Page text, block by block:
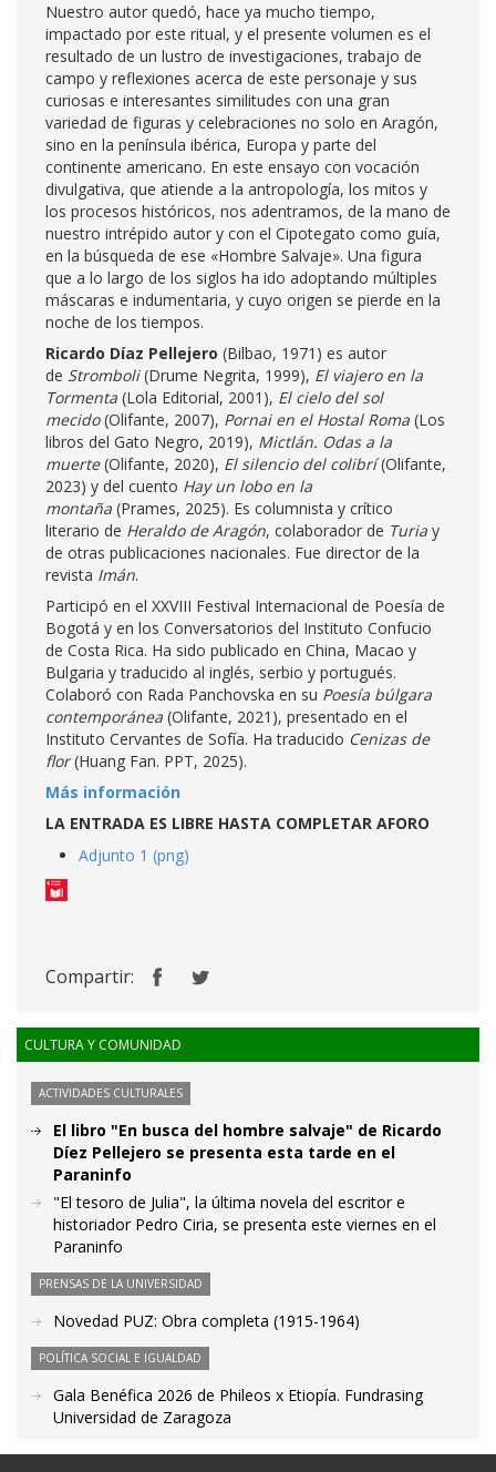
Nuestro autor quedó, hace ya mucho tiempo,
impactado por este ritual, y el presente volumen es el
resultado de un lustro de investigaciones, trabajo de
campo y reflexiones acerca de este personaje y sus
curiosas e interesantes similitudes con una gran
variedad de figuras y celebraciones no solo en Aragón,
sino en la península ibérica, Europa y parte del
continente americano. En este ensayo con vocación
divulgativa, que atiende a la antropología, los mitos y
los procesos históricos, nos adentramos, de la mano de
nuestro intrépido autor y con el Cipotegato como guía,
en la búsqueda de ese «Hombre Salvaje». Una figura
que a lo largo de los siglos ha ido adoptando múltiples
máscaras e indumentaria, y cuyo origen se pierde en la
noche de los tiempos.
Ricardo Díaz Pellejero (Bilbao, 1971) es autor
de Stromboli(Drume Negrita, 1999), El viajero en la
Tormenta (Lola Editorial, 2001), El cielo del sol
mecido(Olifante, 2007), Pornai en el Hostal Roma (Los
libros del Gato Negro, 2019), Mictlán. Odas a la
muerte(Olifante, 2020), El silencio del colibrí(Olifante,
2023) y del cuento Hay un lobo en la
montaña (Prames, 2025). Es columnista y crítico
literario de Heraldo de Aragón, colaborador de Turia y
de otras publicaciones nacionales. Fue director de la
revista Imán.
Participó en el XXVIII Festival Internacional de Poesía de
Bogotá y en los Conversatorios del Instituto Confucio
de Costa Rica. Ha sido publicado en China, Macao y
Bulgaria y traducido al inglés, serbio y portugués.
Colaboró con Rada Panchovska en su Poesía búlgara
contemporánea (Olifante, 2021), presentado en el
Instituto Cervantes de Sofía. Ha traducido Cenizas de
flor(Huang Fan. PPT, 2025).
Más información
LA ENTRADA ES LIBRE HASTA COMPLETAR AFORO
Adjunto 1 (png)
Compartir:
CULTURA Y COMUNIDAD
ACTIVIDADES CULTURALES
El libro "En busca del hombre salvaje" de Ricardo
Díez Pellejero se presenta esta tarde en el
Paraninfo
"El tesoro de Julia", la última novela del escritor e
historiador Pedro Ciria, se presenta este viernes en el
Paraninfo
PRENSAS DE LA UNIVERSIDAD
Novedad PUZ: Obra completa (1915-1964)
POLÍTICA SOCIAL E IGUALDAD
Gala Benéfica 2026 de Phileos x Etiopía. Fundrasing
Universidad de Zaragoza